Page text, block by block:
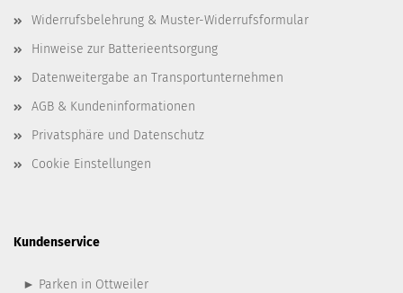
Widerrufsbelehrung & Muster-Widerrufsformular
Hinweise zur Batterieentsorgung
Datenweitergabe an Transportunternehmen
AGB & Kundeninformationen
Privatsphäre und Datenschutz
Cookie Einstellungen
Kundenservice
► Parken in Ottweiler